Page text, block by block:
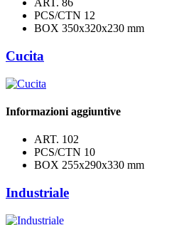
ART. 86
PCS/CTN 12
BOX 350x320x230 mm
Cucita
Informazioni aggiuntive
ART. 102
PCS/CTN 10
BOX 255x290x330 mm
Industriale